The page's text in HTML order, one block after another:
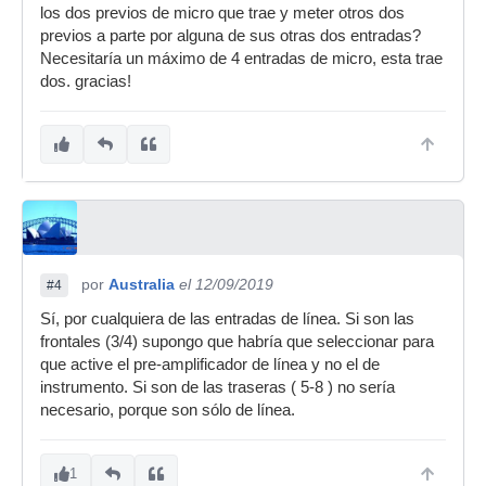
los dos previos de micro que trae y meter otros dos
previos a parte por alguna de sus otras dos entradas?
Necesitaría un máximo de 4 entradas de micro, esta trae
dos. gracias!
#4 por Australia el 12/09/2019
Sí, por cualquiera de las entradas de línea. Si son las
frontales (3/4) supongo que habría que seleccionar para
que active el pre-amplificador de línea y no el de
instrumento. Si son de las traseras ( 5-8 ) no sería
necesario, porque son sólo de línea.
1